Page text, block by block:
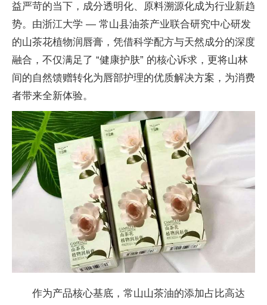
益严苛的当下，成分透明化、原料溯源化成为行业新趋
势。由浙江大学 — 常山县油茶产业联合研究中心研发
的山茶花植物润唇膏，凭借科学配方与天然成分的深度
融合，不仅满足了 “健康护肤” 的核心诉求，更将山林
间的自然馈赠转化为唇部护理的优质解决方案，为消费
者带来全新体验。
作为产品核心基底，常山山茶油的添加占比高达